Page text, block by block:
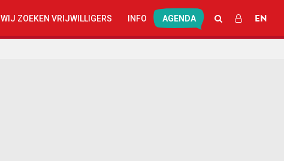
ZOEKENINLOGGEN
EN
WIJ ZOEKEN VRIJWILLIGERS INFO AGENDA